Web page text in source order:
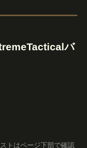
バ